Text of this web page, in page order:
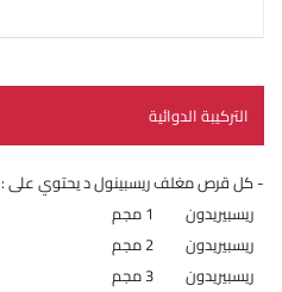
التركيبة الدوائية
- كل قرص مغلف ريسبينول د يحتوي على :
ريسبيريدون 1 مجم
ريسبيريدون 2 مجم
ريسبيريدون 3 مجم